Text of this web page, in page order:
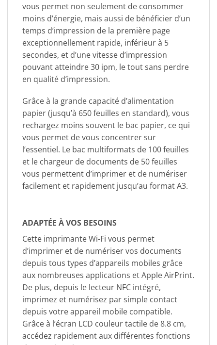
vous permet non seulement de consommer
moins d’énergie, mais aussi de bénéficier d’un
temps d’impression de la première page
exceptionnellement rapide, inférieur à 5
secondes, et d’une vitesse d’impression
pouvant atteindre 30 ipm, le tout sans perdre
en qualité d’impression.
Grâce à la grande capacité d’alimentation
papier (jusqu’à 650 feuilles en standard), vous
rechargez moins souvent le bac papier, ce qui
vous permet de vous concentrer sur
l’essentiel. Le bac multiformats de 100 feuilles
et le chargeur de documents de 50 feuilles
vous permettent d’imprimer et de numériser
facilement et rapidement jusqu’au format A3.
ADAPTÉE À VOS BESOINS
Cette imprimante Wi-Fi vous permet
d’imprimer et de numériser vos documents
depuis tous types d’appareils mobiles grâce
aux nombreuses applications et Apple AirPrint.
De plus, depuis le lecteur NFC intégré,
imprimez et numérisez par simple contact
depuis votre appareil mobile compatible.
Grâce à l’écran LCD couleur tactile de 8.8 cm,
accédez rapidement aux différentes fonctions